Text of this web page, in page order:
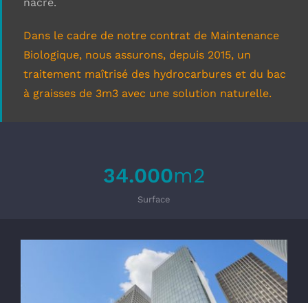
Dans le cadre de notre contrat de Maintenance
Biologique, nous assurons, depuis 2015, un
traitement maîtrisé des hydrocarbures et du bac
à graisses de 3m3 avec une solution naturelle.
34.000m2
Surface